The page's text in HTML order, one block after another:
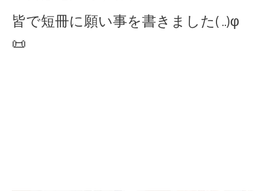
皆で短冊に願い事を書きました( ..)φ
📜